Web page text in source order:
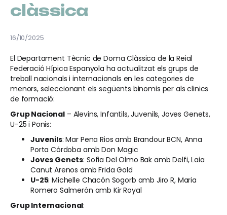
clàssica
16/10/2025
El Departament Tècnic de Doma Clàssica de la Reial
Federació Hípica Espanyola ha actualitzat els grups de
treball nacionals i internacionals en les categories de
menors, seleccionant els següents binomis per als clinics
de formació:
Grup Nacional – Alevins, Infantils, Juvenils, Joves Genets,
U-25 i Ponis:
Juvenils: Mar Pena Rios amb Brandour BCN, Anna
Porta Córdoba amb Don Magic
Joves Genets: Sofia Del Olmo Bak amb Delfi, Laia
Canut Arenos amb Frida Gold
U-25: Michelle Chacón Sogorb amb Jiro R, Maria
Romero Salmerón amb Kir Royal
Grup Internacional: